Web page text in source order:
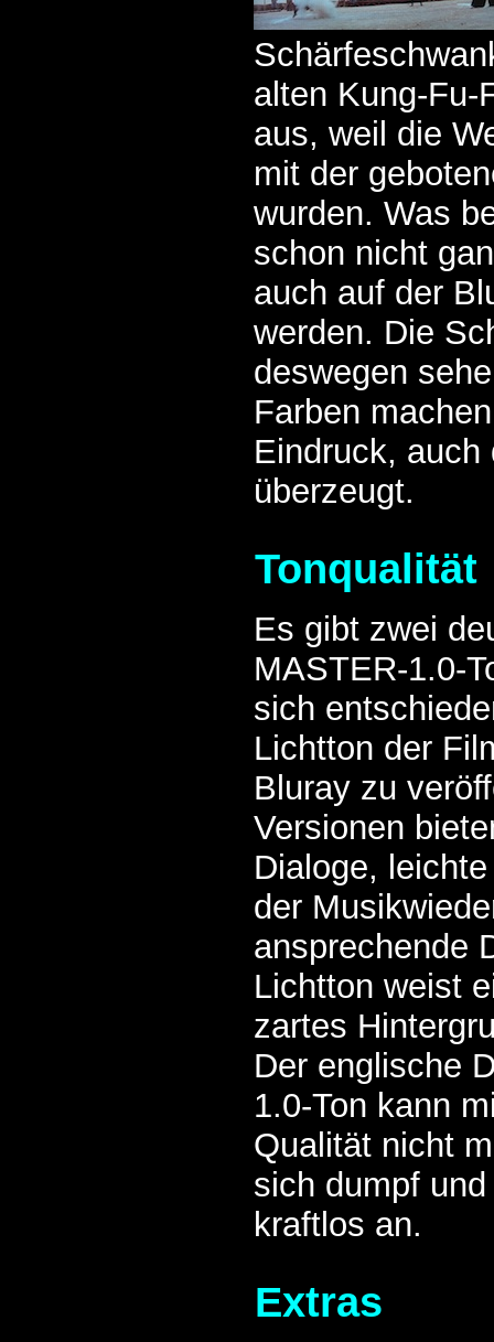
alten Kung-Fu-
aus, weil die
mit der
wurden. Was
schon nicht
auch auf der
werden. Die
deswegen
Farben
Eindruck, auch
überzeugt.
Tonqualität
Es gibt zwei
MASTER-1.0-
sich
Lichtton der
Bluray zu
Versionen
Dialoge,
der
ansprechende
Lichtton weist
zartes
Der englische
1.0-Ton kann
Qualität nicht
sich dumpf
kraftlos an.
Extras